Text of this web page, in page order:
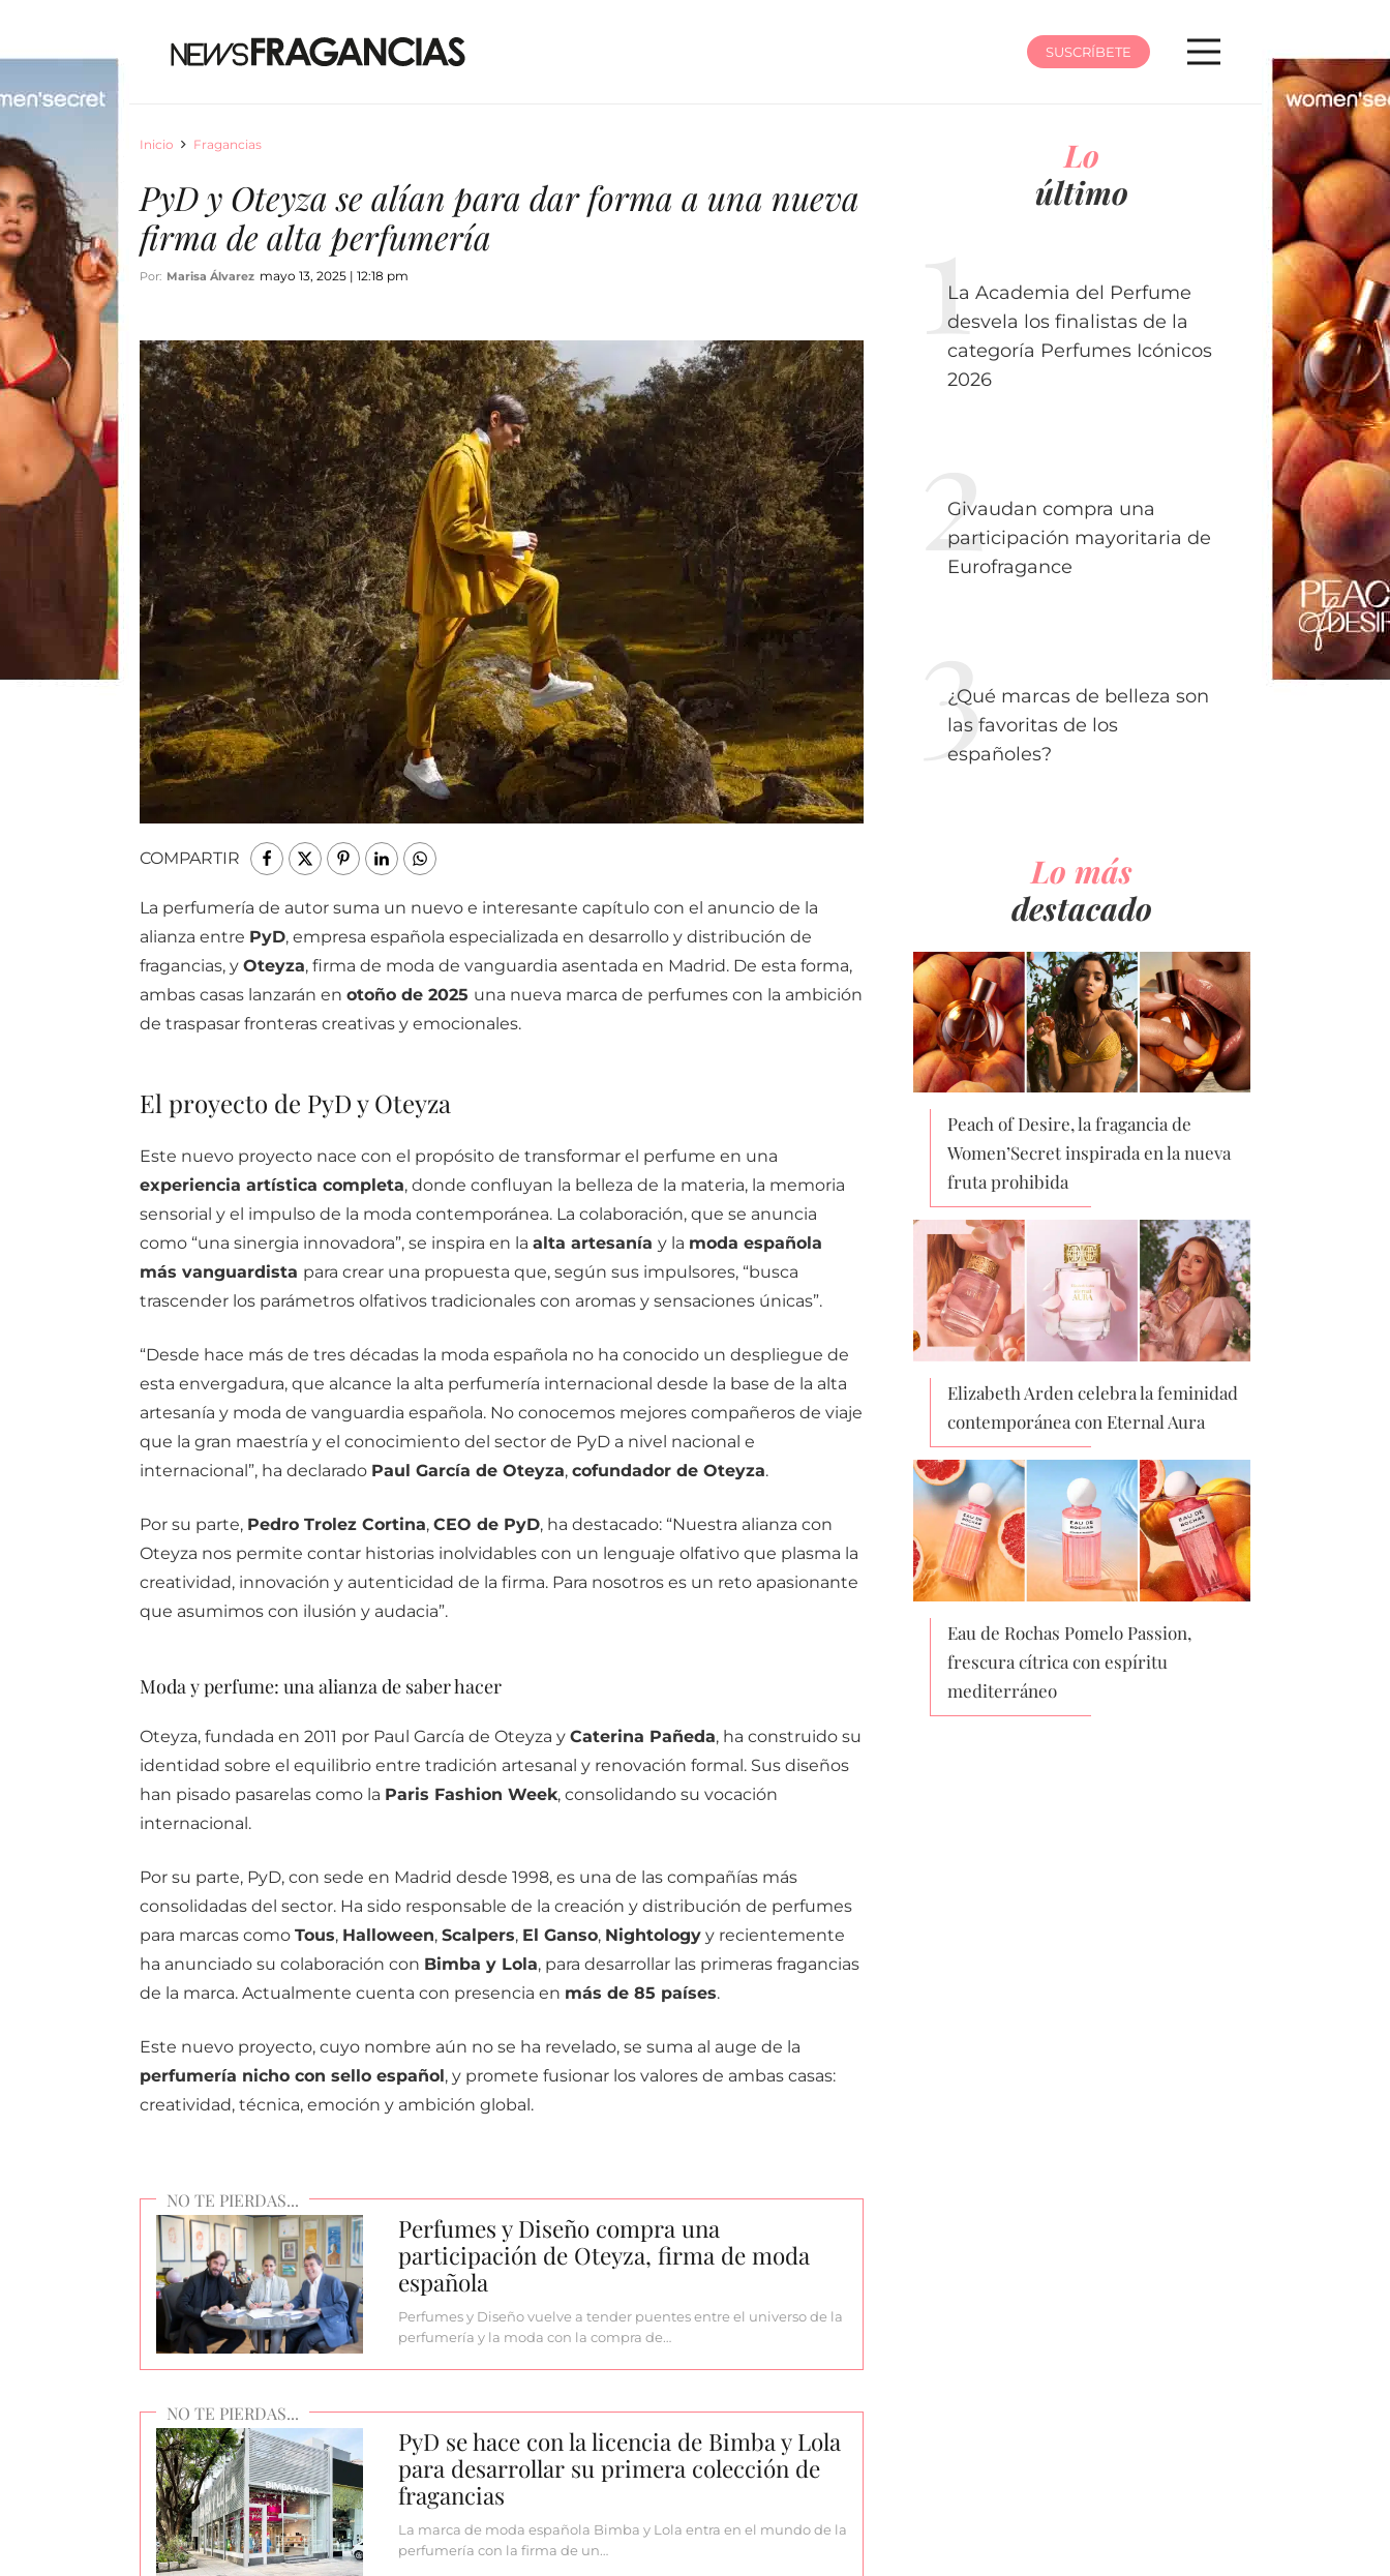
SUSCRÍBETE
Inicio Fragancias
PyD y Oteyza se alían para dar forma a una nueva
firma de alta perfumería
Por: Marisa Álvarez mayo 13, 2025 | 12:18 pm
COMPARTIR
La perfumería de autor suma un nuevo e interesante capítulo con el anuncio de la
alianza entre PyD, empresa española especializada en desarrollo y distribución de
fragancias, y Oteyza, firma de moda de vanguardia asentada en Madrid. De esta forma,
ambas casas lanzarán en otoño de 2025 una nueva marca de perfumes con la ambición
de traspasar fronteras creativas y emocionales.
El proyecto de PyD y Oteyza
Este nuevo proyecto nace con el propósito de transformar el perfume en una
experiencia artística completa, donde confluyan la belleza de la materia, la memoria
sensorial y el impulso de la moda contemporánea. La colaboración, que se anuncia
como “una sinergia innovadora”, se inspira en la alta artesanía y la moda española
más vanguardista para crear una propuesta que, según sus impulsores, “busca
trascender los parámetros olfativos tradicionales con aromas y sensaciones únicas”.
“Desde hace más de tres décadas la moda española no ha conocido un despliegue de
esta envergadura, que alcance la alta perfumería internacional desde la base de la alta
artesanía y moda de vanguardia española. No conocemos mejores compañeros de viaje
que la gran maestría y el conocimiento del sector de PyD a nivel nacional e
internacional”, ha declarado Paul García de Oteyza, cofundador de Oteyza.
Por su parte, Pedro Trolez Cortina, CEO de PyD, ha destacado: “Nuestra alianza con
Oteyza nos permite contar historias inolvidables con un lenguaje olfativo que plasma la
creatividad, innovación y autenticidad de la firma. Para nosotros es un reto apasionante
que asumimos con ilusión y audacia”.
Modayperfume: unaalianzade saberhacer
Oteyza, fundada en 2011 por Paul García de Oteyza y Caterina Pañeda, ha construido su
identidad sobre el equilibrio entre tradición artesanal y renovación formal. Sus diseños
han pisado pasarelas como la Paris Fashion Week, consolidando su vocación
internacional.
Por su parte, PyD, con sede en Madrid desde 1998, es una de las compañías más
consolidadas del sector. Ha sido responsable de la creación y distribución de perfumes
para marcas como Tous, Halloween, Scalpers, El Ganso, Nightology y recientemente
ha anunciado su colaboración con Bimba y Lola, para desarrollar las primeras fragancias
de la marca. Actualmente cuenta con presencia en más de 85 países.
Este nuevo proyecto, cuyo nombre aún no se ha revelado, se suma al auge de la
perfumería nicho con sello español, y promete fusionar los valores de ambas casas:
creatividad, técnica, emoción y ambición global.
Perfumes y Diseño compra una
participación de Oteyza, firma de moda
española
Perfumes y Diseño vuelve a tender puentes entre el universo de la
perfumería y la moda con la compra de…
PyD se hace con la licencia de Bimba y Lola
para desarrollar su primera colección de
fragancias
La marca de moda española Bimba y Lola entra en el mundo de la
perfumería con la firma de un…
Lo
último
La Academia del Perfume
desvela los finalistas de la
categoría Perfumes Icónicos
2026
Givaudan compra una
participación mayoritaria de
Eurofragance
¿Qué marcas de belleza son
las favoritas de los
españoles?
Lo más
destacado
Peach of Desire, la fragancia de
Women’Secret inspirada en la nueva
fruta prohibida
Elizabeth Arden celebra la feminidad
contemporánea con Eternal Aura
Eau de Rochas Pomelo Passion,
frescura cítrica con espíritu
mediterráneo